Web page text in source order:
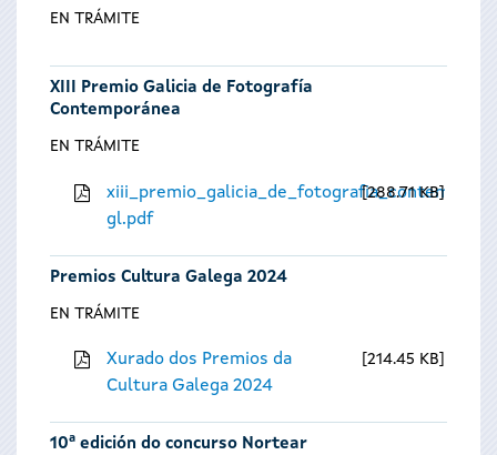
EN TRÁMITE
XIII Premio Galicia de Fotografía
Contemporánea
EN TRÁMITE
gl.pdf
288.71 KB
Premios Cultura Galega 2024
EN TRÁMITE
Xurado dos Premios da
Cultura Galega 2024
214.45 KB
10ª edición do concurso Nortear